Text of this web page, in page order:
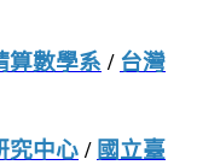
算數學系 / 台灣
究中心 / 國立臺